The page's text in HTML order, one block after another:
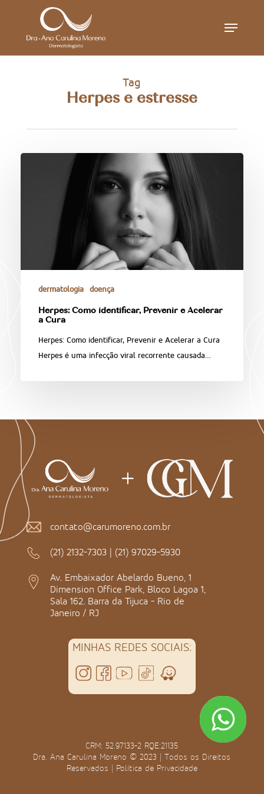
Menu
Tag
Herpes e estresse
dermatologia doença
Herpes: Como identificar, Prevenir e Acelerar
a Cura
Herpes: Como identificar, Prevenir e Acelerar a Cura
Herpes é uma infecção viral recorrente causada…
contato@carumoreno.com.br
(21) 2132-7303 | (21) 97029-5930
Av. Embaixador Abelardo Bueno, 1
Dimension Office Park, Bloco Lagoa 1,
Sala 162. Barra da Tijuca - Rio de
Janeiro / RJ
MINHAS REDES SOCIAIS:
CRM: 52.97133-2 RQE:21135
Dra. Ana Carulina Moreno © 2023 | Todos os Direitos
Reservados | Política de Privacidade